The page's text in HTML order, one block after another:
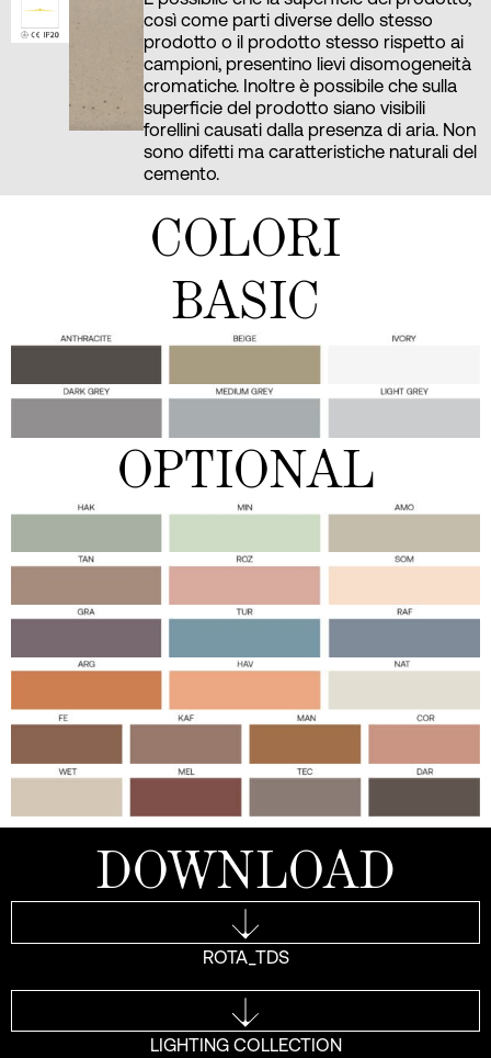
così come parti diverse dello stesso
prodotto o il prodotto stesso rispetto ai
campioni, presentino lievi disomogeneità
cromatiche. Inoltre è possibile che sulla
superficie del prodotto siano visibili
forellini causati dalla presenza di aria. Non
sono difetti ma caratteristiche naturali del
cemento.
COLORI
BASIC
OPTIONAL
DOWNLOAD
ROTA_TDS
LIGHTING COLLECTION